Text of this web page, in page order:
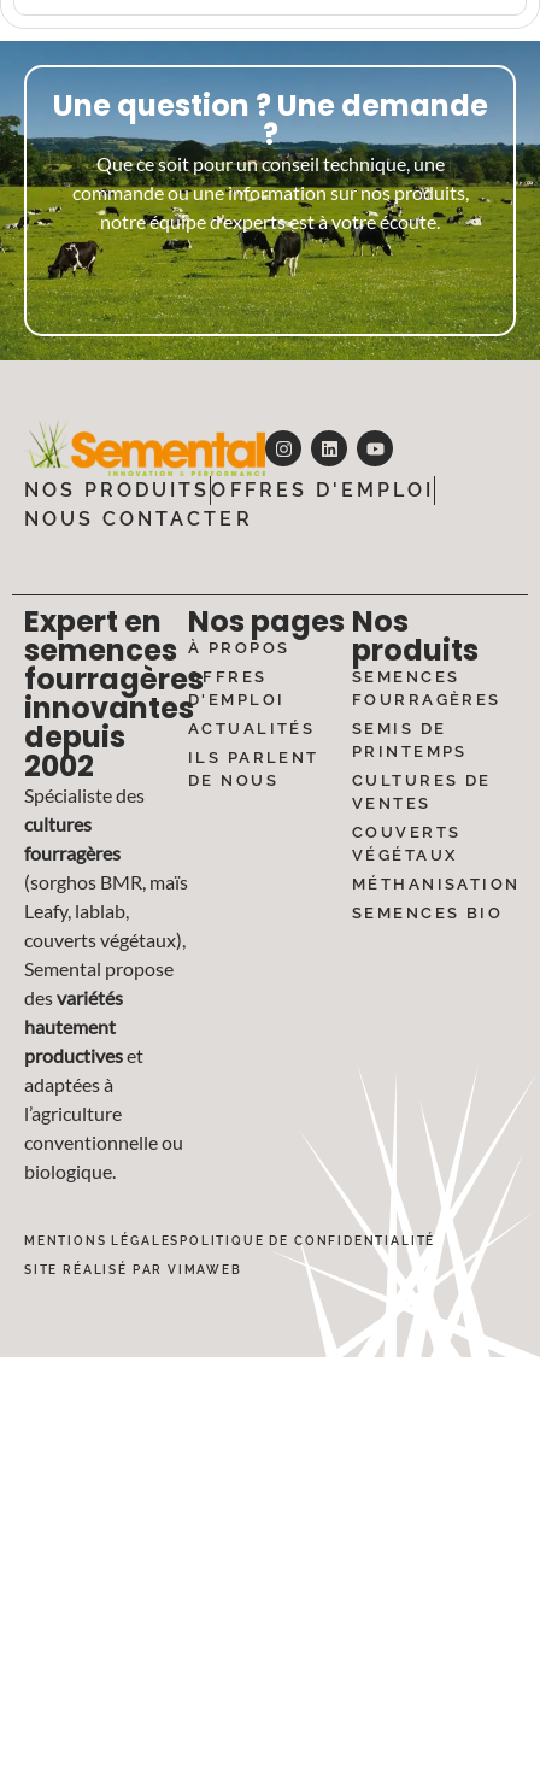
Une question ? Une demande
?
Que ce soit pour un conseil technique, une
commande ou une information sur nos produits,
notre équipe d’experts est à votre écoute.
NOS PRODUITS OFFRES D'EMPLOI
NOUS CONTACTER
Expert en
semences
fourragères
innovantes
depuis
2002
Spécialiste des
cultures
fourragères
(sorghos BMR, maïs
Leafy, lablab,
couverts végétaux),
Semental propose
desvariétés
hautement
productiveset
adaptées à
l’agriculture
conventionnelle ou
biologique.
Nos pages
À PROPOS
OFFRES
D'EMPLOI
ACTUALITÉS
ILS PARLENT
DE NOUS
Nos
produits
SEMENCES
FOURRAGÈRES
SEMIS DE
PRINTEMPS
CULTURES DE
VENTES
COUVERTS
VÉGÉTAUX
MÉTHANISATION
SEMENCES BIO
MENTIONS LÉGALES POLITIQUE DE CONFIDENTIALITÉ
SITE RÉALISÉ PAR VIMAWEB